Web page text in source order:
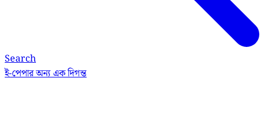
Search
ই-পেপারঅন্য এক দিগন্ত